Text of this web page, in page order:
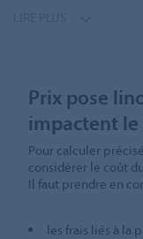
Prix pose
impactent le
Pour calculer
considérer le coût
Il faut prendre en
les frais liés à la